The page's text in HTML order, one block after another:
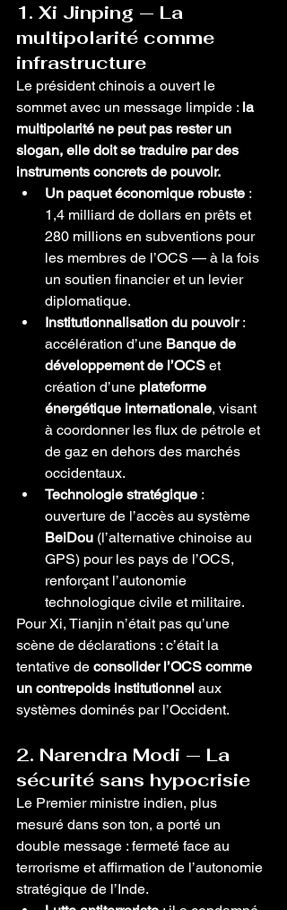
1. Xi Jinping — La
multipolarité comme
infrastructure
Le président chinois a ouvert le
sommet avec un message limpide : la
multipolarité ne peut pas rester un
slogan, elle doit se traduire par des
instruments concrets de pouvoir.
Un paquet économique robuste :
1,4 milliard de dollars en prêts et
280 millions en subventions pour
les membres de l’OCS — à la fois
un soutien financier et un levier
diplomatique.
Institutionnalisation du pouvoir :
accélération d’une Banque de
développement de l’OCS et
création d’une plateforme
énergétique internationale, visant
à coordonner les flux de pétrole et
de gaz en dehors des marchés
occidentaux.
Technologie stratégique :
ouverture de l’accès au système
BeiDou (l’alternative chinoise au
GPS) pour les pays de l’OCS,
renforçant l’autonomie
technologique civile et militaire.
Pour Xi, Tianjin n’était pas qu’une
scène de déclarations : c’était la
tentative de consolider l’OCS comme
un contrepoids institutionnel aux
systèmes dominés par l’Occident.
2. Narendra Modi — La
sécurité sans hypocrisie
Le Premier ministre indien, plus
mesuré dans son ton, a porté un
double message : fermeté face au
terrorisme et affirmation de l’autonomie
stratégique de l’Inde.